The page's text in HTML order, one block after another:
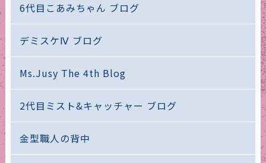
6代目こあみちゃん ブログ
デミスケⅣ ブログ
Ms.Jusy The 4th Blog
2代目ミスト&キャッチャー ブログ
金型職人の背中